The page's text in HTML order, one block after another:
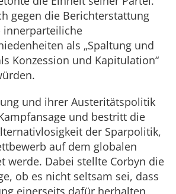
gegen die Berichterstattung
innerparteiliche
als „Spaltung und
Konzession und Kapitulation“
und ihrer Austeritätspolitik
und bestritt die
der Sparpolitik,
auf dem globalen
werde. Dabei stellte Corbyn die
ob es nicht seltsam sei, dass
einerseits dafür herhalten